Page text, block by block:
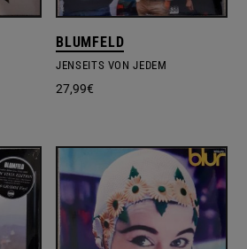
BLUMFELD
JENSEITS VON JEDEM
27,99€